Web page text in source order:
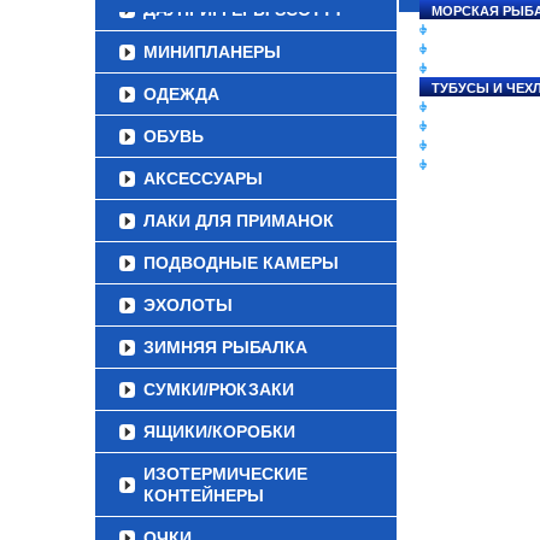
ДАУНРИГГЕРЫ SCOTTY
МИНИПЛАНЕРЫ
ОДЕЖДА
ОБУВЬ
АКСЕССУАРЫ
ЛАКИ ДЛЯ ПРИМАНОК
ПОДВОДНЫЕ КАМЕРЫ
ЭХОЛОТЫ
ЗИМНЯЯ РЫБАЛКА
СУМКИ/РЮКЗАКИ
ЯЩИКИ/КОРОБКИ
ИЗОТЕРМИЧЕСКИЕ
КОНТЕЙНЕРЫ
МОРСКАЯ
ТУБУСЫ И